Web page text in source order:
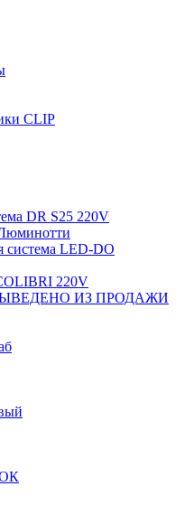
CLIP
DR S25 220V
система LED-DO
220V
ВЫВЕДЕНО ИЗ ПРОДАЖИ